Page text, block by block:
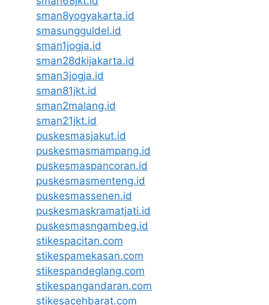
sman8yogyakarta.id
smasungguldel.id
sman1jogja.id
sman28dkijakarta.id
sman3jogja.id
sman81jkt.id
sman2malang.id
sman21jkt.id
puskesmasjakut.id
puskesmasmampang.id
puskesmaspancoran.id
puskesmasmenteng.id
puskesmassenen.id
puskesmaskramatjati.id
puskesmasngambeg.id
stikespacitan.com
stikespamekasan.com
stikespandeglang.com
stikespangandaran.com
stikesacehbarat.com